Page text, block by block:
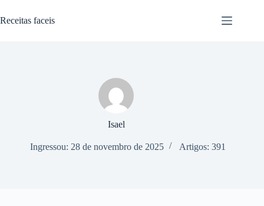
para
o
Receitas faceis
Isael
Ingressou: 28 de novembro de 2025 Artigos: 391